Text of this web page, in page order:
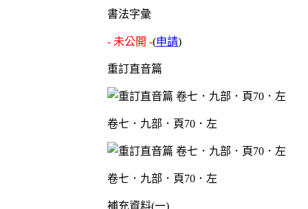
書法字彙
- 未公開 -(申請)
重訂直音篇
卷七．九部．頁70．左
卷七．九部．頁70．左
補充資料(一)